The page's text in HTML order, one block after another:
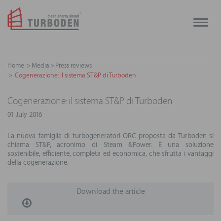
Toggle
Home Media
Press reviews
Cogenerazione: il sistema ST&P di Turboden
Cogenerazione: il sistema ST&P di Turboden
01 July 2016
La nuova famiglia di turbogeneratori ORC proposta da Turboden si
chiama ST&P, acronimo di Steam &Power. È una soluzione
sostenibile, efficiente, completa ed economica, che sfrutta i vantaggi
della cogenerazione.
Download the article